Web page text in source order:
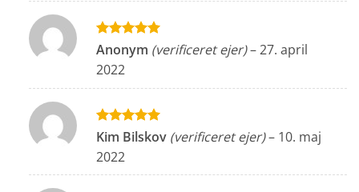
Vurderet5
ud af 5
Anonym (verificeret ejer)–27. april
2022
Vurderet5
Kim Bilskov (verificeret ejer)– 10. maj
2022